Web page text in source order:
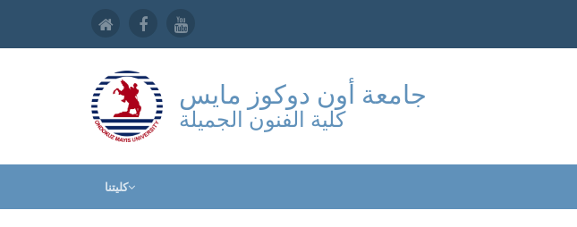
جامعة أون دوكوز مايس
كلية الفنون الجميلة
كليتنا